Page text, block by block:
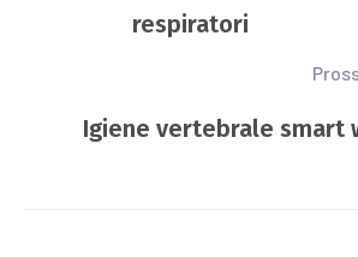
respiratori
Igiene vertebrale smart